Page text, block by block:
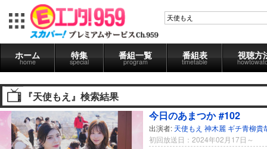
ホーム
home
特集
special
番組一覧
program
番組表
timetable
視聴方
『天使もえ』検索結果
今日のあまつか #102
出演者: 天使もえ 神木麗 ギチ青柳貴
初回放送日：2024年02月17日～